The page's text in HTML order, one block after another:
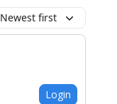
Newest first
Login